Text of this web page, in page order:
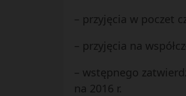
– przyjęcia w poczet
– przyjęcia na
– wstępnego
na 2016 r.